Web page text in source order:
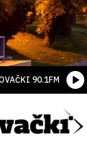
90.1FM